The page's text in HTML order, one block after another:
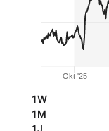
Okt '25
1W
1M
1J